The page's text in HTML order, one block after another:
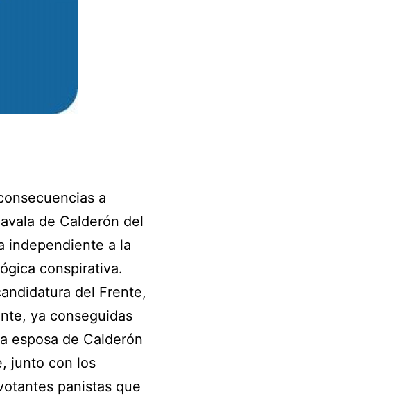
a
de Calderón del
independiente a la
conspirativa.
del Frente,
ya conseguidas
esposa de Calderón
junto con los
panistas que